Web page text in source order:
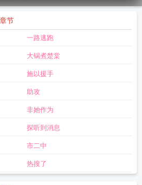
诱人嘉宾：？？？网友：？？？不是说厨艺
网友纷纷表示：这演技差、公主病的作精不过是
，楚棠滚泥坑、上打戏，可盐可甜，导演都夸她
不小心爆红了。棠粉：棠宝宝是一个既俘获了
火娱乐圈，别忘记分享给朋友.
崽是团宠栗子西木小饕餮下山成为团宠
娱乐圈里捡垃圾
饕餮小皇子格格党
小皇子全文免费阅读团宠小饕鬄三岁半
节
一路逃跑
大锅煮楚棠
施以援手
助攻
非她作为
探听到消息
市二中
热搜了